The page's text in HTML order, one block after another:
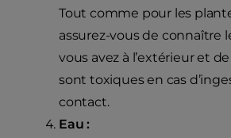
Tout comme pour les
assurez-vous de connaître
vous avez à l’extérieur et
sont toxiques en cas
contact.
Eau :